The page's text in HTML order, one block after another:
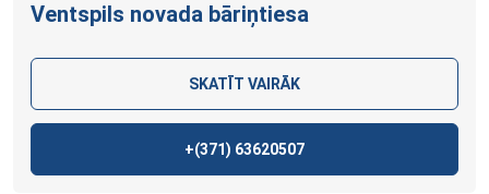
Ventspils novada bāriņtiesa
SKATĪT VAIRĀK
+(371) 63620507